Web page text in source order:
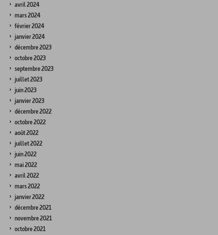
avril 2024
mars 2024
février 2024
janvier 2024
décembre 2023
octobre 2023
septembre 2023
juillet 2023
juin 2023
janvier 2023
décembre 2022
octobre 2022
août 2022
juillet 2022
juin 2022
mai 2022
avril 2022
mars 2022
janvier 2022
décembre 2021
novembre 2021
octobre 2021